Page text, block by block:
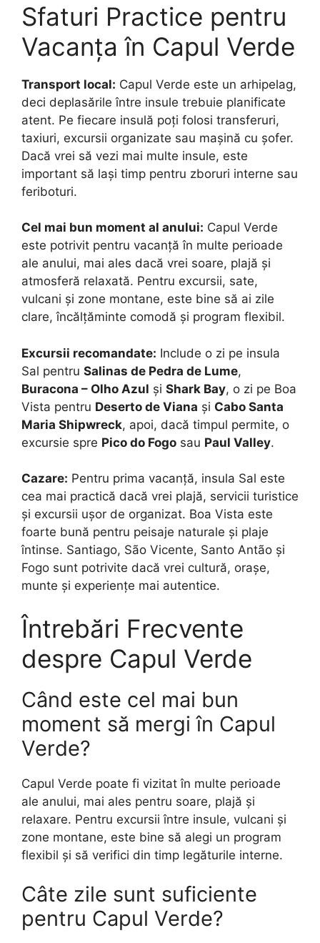
Sfaturi Practice pentru
Vacanța în Capul Verde
Transport local: Capul Verde este un arhipelag,
deci deplasările între insule trebuie planificate
atent. Pe fiecare insulă poți folosi transferuri,
taxiuri, excursii organizate sau mașină cu șofer.
Dacă vrei să vezi mai multe insule, este
important să lași timp pentru zboruri interne sau
feriboturi.
Cel mai bun moment al anului: Capul Verde
este potrivit pentru vacanță în multe perioade
ale anului, mai ales dacă vrei soare, plajă și
atmosferă relaxată. Pentru excursii, sate,
vulcani și zone montane, este bine să ai zile
clare, încălțăminte comodă și program flexibil.
Excursii recomandate: Include o zi pe insula
Sal pentru Salinas de Pedra de Lume,
Buracona – Olho Azul și Shark Bay, o zi pe Boa
Vista pentru Deserto de Viana și Cabo Santa
Maria Shipwreck, apoi, dacă timpul permite, o
excursie spre Pico do Fogo sau Paul Valley.
Cazare: Pentru prima vacanță, insula Sal este
cea mai practică dacă vrei plajă, servicii turistice
și excursii ușor de organizat. Boa Vista este
foarte bună pentru peisaje naturale și plaje
întinse. Santiago, São Vicente, Santo Antão și
Fogo sunt potrivite dacă vrei cultură, orașe,
munte și experiențe mai autentice.
Întrebări Frecvente
despre Capul Verde
Când este cel mai bun
moment să mergi în Capul
Verde?
Capul Verde poate fi vizitat în multe perioade
ale anului, mai ales pentru soare, plajă și
relaxare. Pentru excursii între insule, vulcani și
zone montane, este bine să alegi un program
flexibil și să verifici din timp legăturile interne.
Câte zile sunt suficiente
pentru Capul Verde?